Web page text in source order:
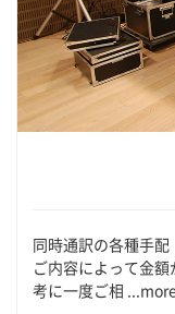
同時通訳の各種手配
ご内容によって金
考に一度ご相